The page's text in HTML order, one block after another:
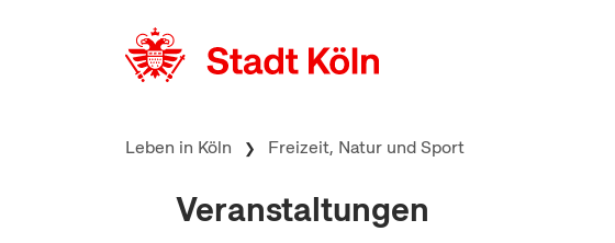
Leben in Köln Freizeit, Natur und Sport
Veranstaltungen